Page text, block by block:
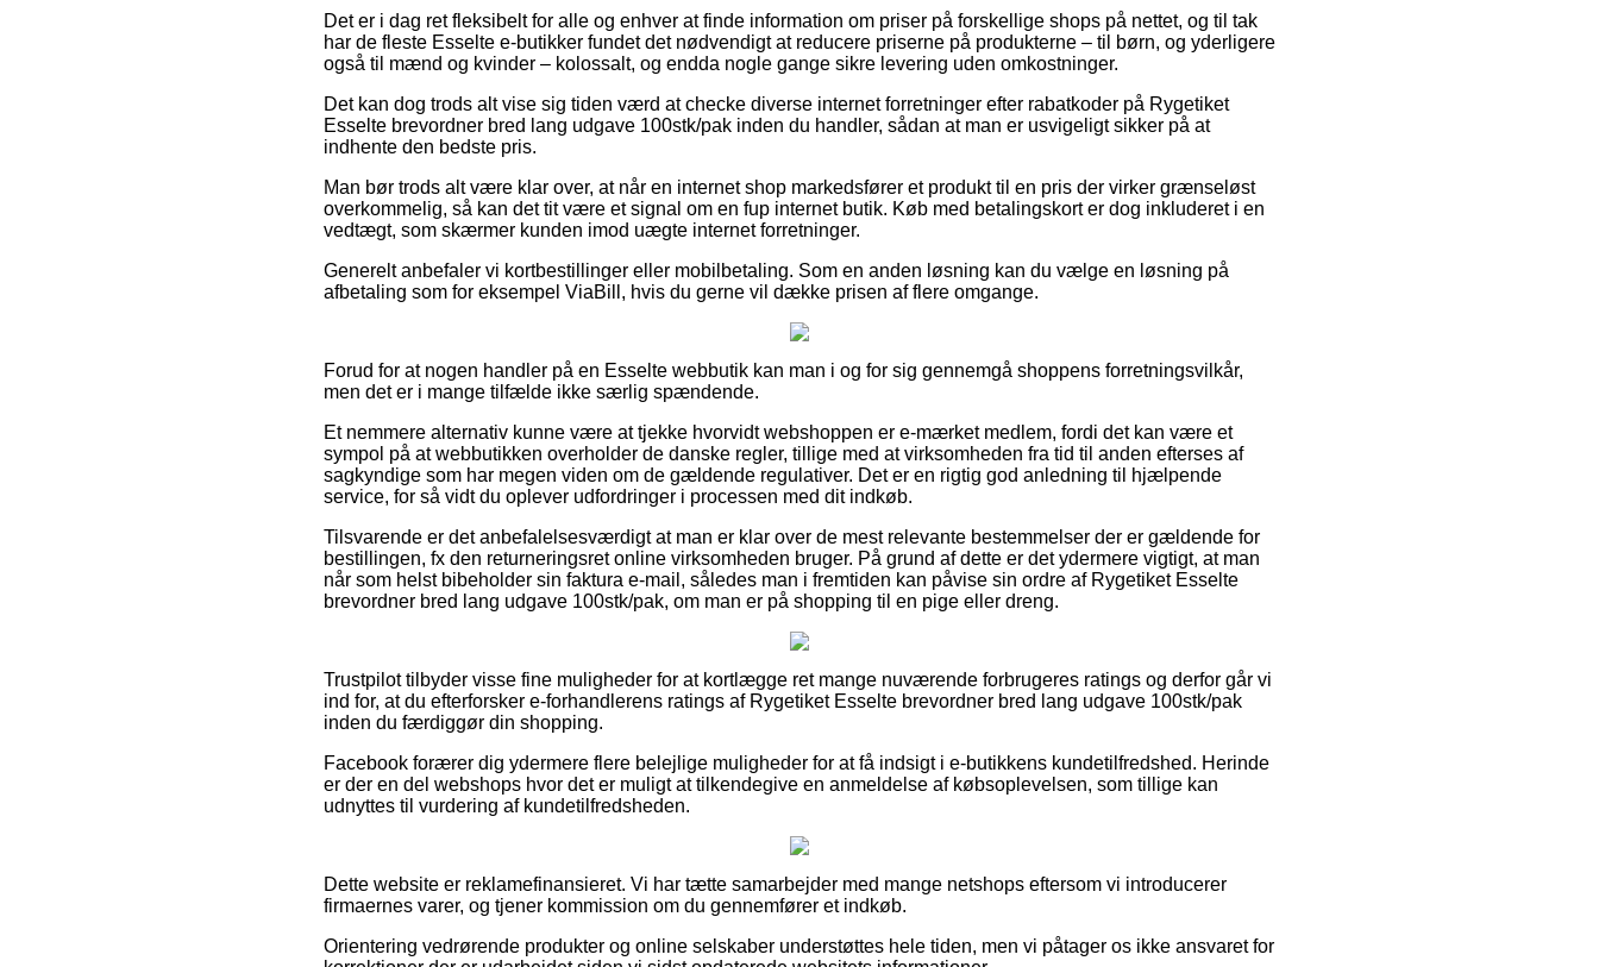
Det er i dag ret fleksibelt for alle og enhver at finde information om priser på forskellige shops på nettet, og til tak
har de fleste Esselte e-butikker fundet det nødvendigt at reducere priserne på produkterne – til børn, og yderligere
også til mænd og kvinder – kolossalt, og endda nogle gange sikre levering uden omkostninger.
Det kan dog trods alt vise sig tiden værd at checke diverse internet forretninger efter rabatkoder på Rygetiket
Esselte brevordner bred lang udgave 100stk/pak inden du handler, sådan at man er usvigeligt sikker på at
indhente den bedste pris.
Man bør trods alt være klar over, at når en internet shop markedsfører et produkt til en pris der virker grænseløst
overkommelig, så kan det tit være et signal om en fup internet butik. Køb med betalingskort er dog inkluderet i en
vedtægt, som skærmer kunden imod uægte internet forretninger.
Generelt anbefaler vi kortbestillinger eller mobilbetaling. Som en anden løsning kan du vælge en løsning på
afbetaling som for eksempel ViaBill, hvis du gerne vil dække prisen af flere omgange.
Forud for at nogen handler på en Esselte webbutik kan man i og for sig gennemgå shoppens forretningsvilkår,
men det er i mange tilfælde ikke særlig spændende.
Et nemmere alternativ kunne være at tjekke hvorvidt webshoppen er e-mærket medlem, fordi det kan være et
sympol på at webbutikken overholder de danske regler, tillige med at virksomheden fra tid til anden efterses af
sagkyndige som har megen viden om de gældende regulativer. Det er en rigtig god anledning til hjælpende
service, for så vidt du oplever udfordringer i processen med dit indkøb.
Tilsvarende er det anbefalelsesværdigt at man er klar over de mest relevante bestemmelser der er gældende for
bestillingen, fx den returneringsret online virksomheden bruger. På grund af dette er det ydermere vigtigt, at man
når som helst bibeholder sin faktura e-mail, således man i fremtiden kan påvise sin ordre af Rygetiket Esselte
brevordner bred lang udgave 100stk/pak, om man er på shopping til en pige eller dreng.
Trustpilot tilbyder visse fine muligheder for at kortlægge ret mange nuværende forbrugeres ratings og derfor går vi
ind for, at du efterforsker e-forhandlerens ratings af Rygetiket Esselte brevordner bred lang udgave 100stk/pak
inden du færdiggør din shopping.
Facebook forærer dig ydermere flere belejlige muligheder for at få indsigt i e-butikkens kundetilfredshed. Herinde
er der en del webshops hvor det er muligt at tilkendegive en anmeldelse af købsoplevelsen, som tillige kan
udnyttes til vurdering af kundetilfredsheden.
Dette website er reklamefinansieret. Vi har tætte samarbejder med mange netshops eftersom vi introducerer
firmaernes varer, og tjener kommission om du gennemfører et indkøb.
Orientering vedrørende produkter og online selskaber understøttes hele tiden, men vi påtager os ikke ansvaret for